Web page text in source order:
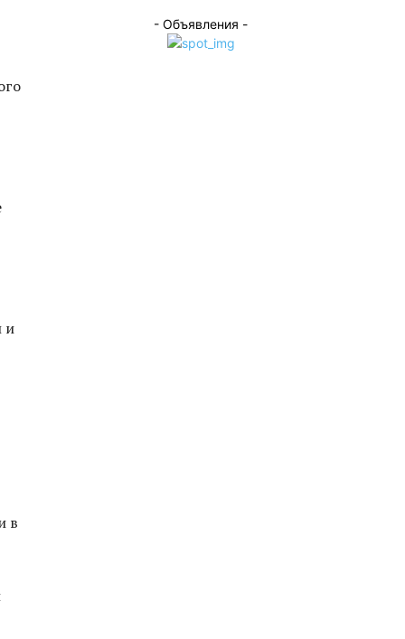
и
в
- Объявления -